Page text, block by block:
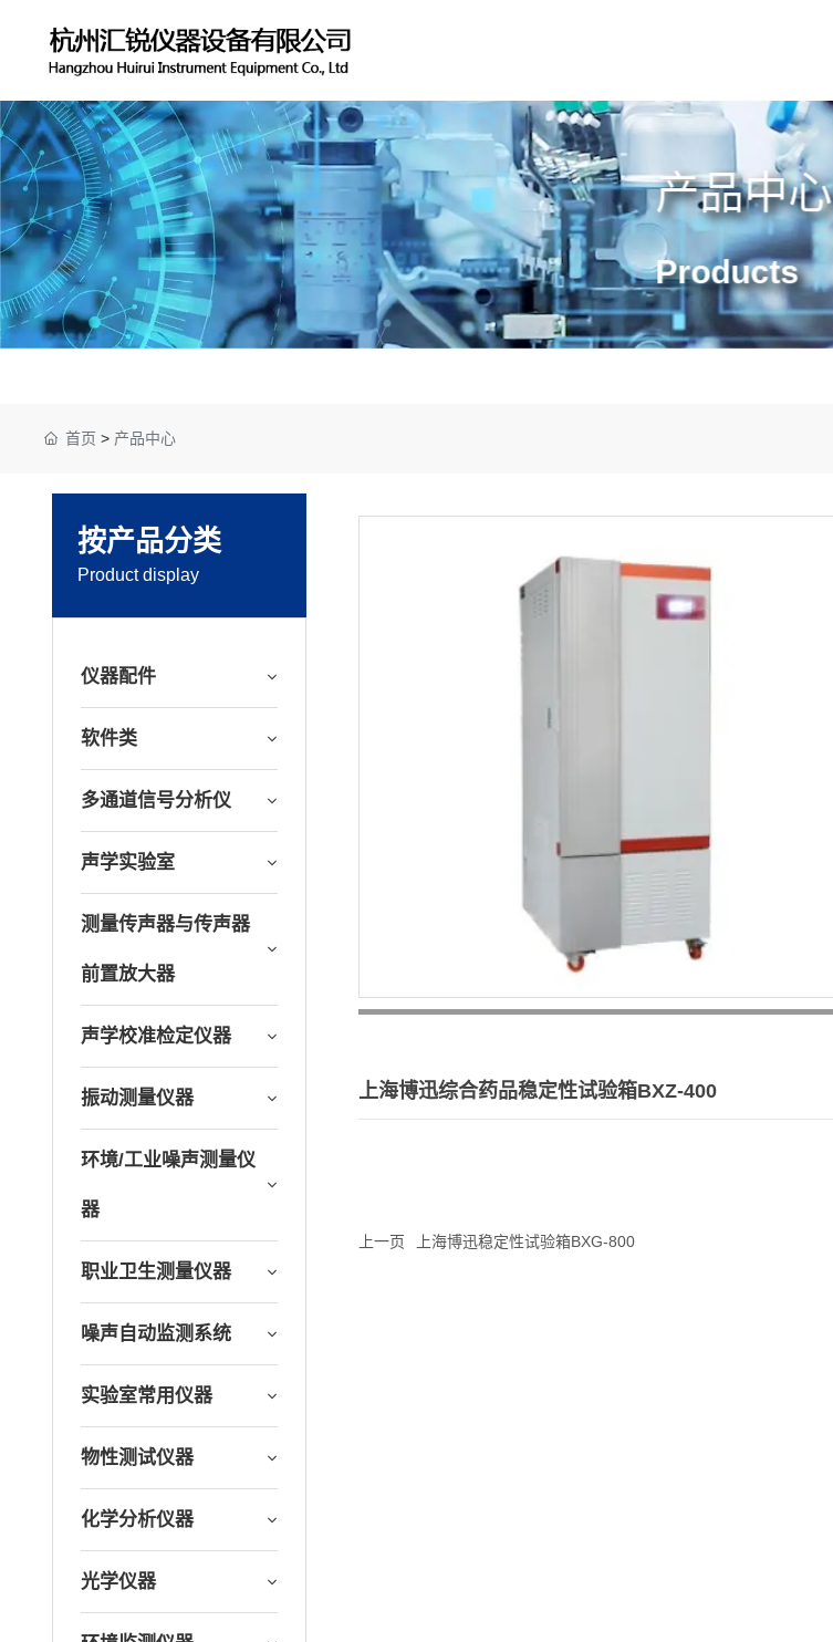
产品中心
Products
首页 > 产品中心
按产品分类
Product display
仪器配件
软件类
多通道信号分析仪
声学实验室
测量传声器与传声器
前置放大器
声学校准检定仪器
振动测量仪器
环境/工业噪声测量仪
器
职业卫生测量仪器
噪声自动监测系统
实验室常用仪器
物性测试仪器
化学分析仪器
光学仪器
上海博迅综合药品稳定性试验箱BXZ-400
上一页 上海博迅稳定性试验箱BXG-800